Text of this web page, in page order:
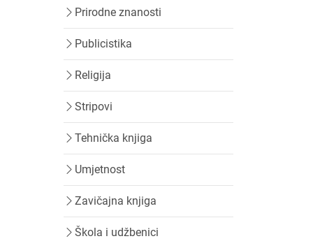
Prirodne znanosti
Publicistika
Religija
Stripovi
Tehnička knjiga
Umjetnost
Zavičajna knjiga
Škola i udžbenici